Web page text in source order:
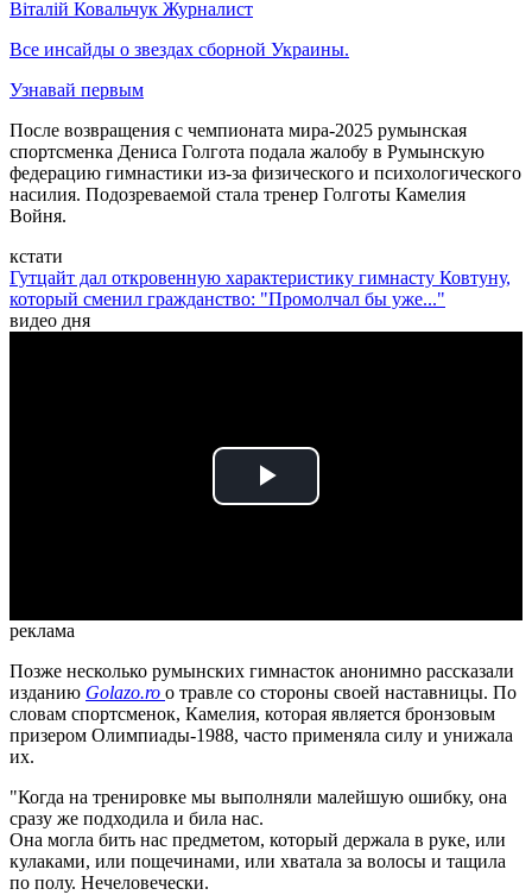
Віталій Ковальчук Журналист
Все инсайды о звездах сборной Украины.
Узнавай первым
После возвращения с чемпионата мира-2025 румынская
спортсменка Дениса Голгота подала жалобу в Румынскую
федерацию гимнастики из-за физического и психологического
насилия. Подозреваемой стала тренер Голготы Камелия
Войня.
кстати
Гутцайт дал откровенную характеристику гимнасту Ковтуну,
который сменил гражданство: "Промолчал бы уже..."
видео дня
Play
реклама
Позже несколько румынских гимнасток анонимно рассказали
изданию Golazo.ro о травле со стороны своей наставницы. По
словам спортсменок, Камелия, которая является бронзовым
призером Олимпиады-1988, часто применяла силу и унижала
их.
"Когда на тренировке мы выполняли малейшую ошибку, она
сразу же подходила и била нас.
Она могла бить нас предметом, который держала в руке, или
кулаками, или пощечинами, или хватала за волосы и тащила
по полу. Нечеловечески.